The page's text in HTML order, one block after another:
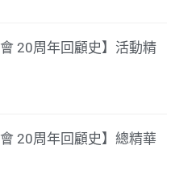
20周年回顧史】活動精
20周年回顧史】總精華